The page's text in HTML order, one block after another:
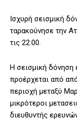
Ισχυρή σεισμική
ταρακούνησε την
τις 22.00.
Η σεισμική δόνηση
προέρχεται από
περιοχή μεταξύ
μικρότεροι
διευθυντής